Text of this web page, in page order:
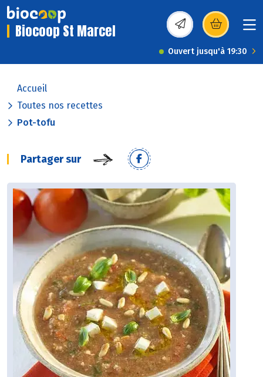
Biocoop St Marcel (s’ouvre dans une
Ouvert jusqu'à 19:30
Accueil
Toutes nos recettes
Pot-tofu
Partager sur